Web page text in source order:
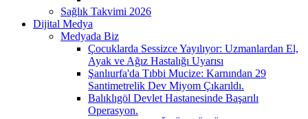
Sağlık Takvimi 2026
Dijital Medya
Medyada Biz
Çocuklarda Sessizce Yayılıyor: Uzmanlardan El,
Ayak ve Ağız Hastalığı Uyarısı
Şanlıurfa'da Tıbbi Mucize: Karnından 29
Santimetrelik Dev Miyom Çıkarıldı.
Balıklıgöl Devlet Hastanesinde Başarılı
Operasyon.